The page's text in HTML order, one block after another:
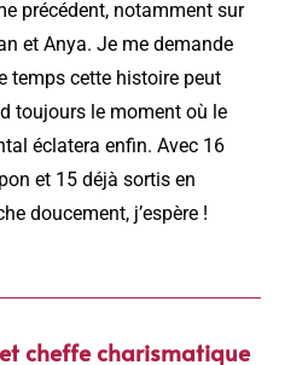
précédent, notamment sur
et Anya. Je me demande
temps cette histoire peut
toujours le moment où le
éclatera enfin. Avec 16
et 15 déjà sortis en
doucement, j’espère !
cheffe charismatique